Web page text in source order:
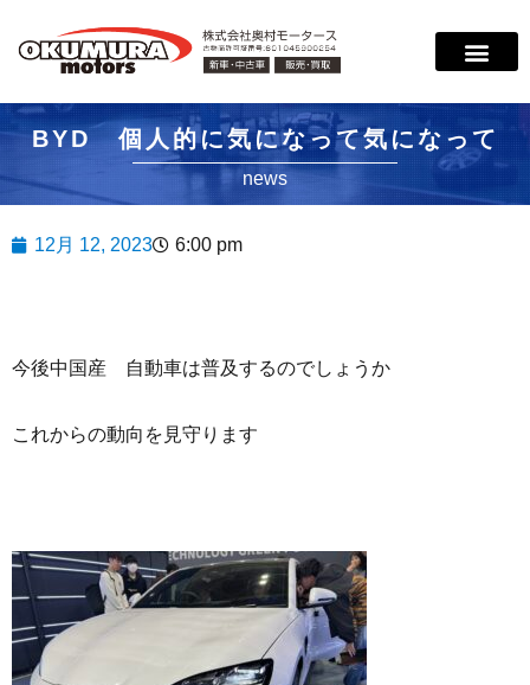
BYD 個人的に気になって気になって
news
12月 12, 2023 6:00 pm
今後中国産 自動車は普及するのでしょうか
これからの動向を見守ります